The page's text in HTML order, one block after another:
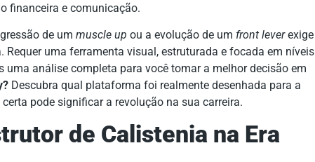
financeira e comunicação.
de um muscle up ou a evolução de um front leverexige
Requer uma ferramenta visual, estruturada e focada em níveis
uma análise completa para você tomar a melhor decisão em
Descubra qual plataforma foi realmente desenhada para a
pode significar a revolução na sua carreira.
de Calistenia na Era